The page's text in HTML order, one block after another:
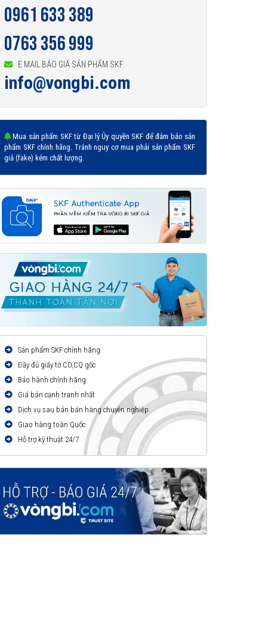
0961 633 389
0763 356 999
E MAIL BÁO GIÁ SẢN PHẨM SKF
info@vongbi.com
Mua sản phẩm SKF từ Đại lý Ủy quyền SKF để đảm bảo sản
phẩm SKF chính hãng. Tránh nguy cơ mua phải sản phẩm SKF
giả (fake) kém chất lượng.
Sản phẩm SKF chính hãng
Đầy đủ giấy tờ CO,CQ gốc
Bảo hành chính hãng
Giá bán cạnh tranh nhất
Dịch vụ sau bán bán hàng chuyên nghiệp
Giao hàng toàn Quốc
Hỗ trợ kỹ thuật 24/7